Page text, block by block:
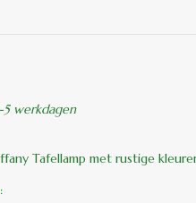
5 werkdagen
Tafellamp met rustige